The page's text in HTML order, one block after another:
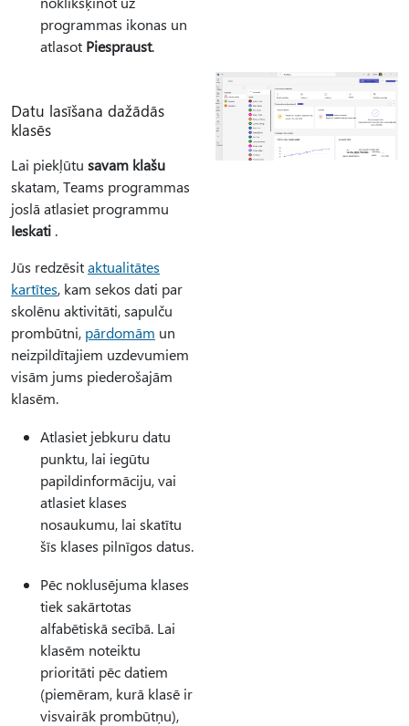
programmas ikonas un
atlasot Piespraust.
Datu lasīšana dažādās
klasēs
Lai piekļūtu savam klašu
skatam, Teams programmas
joslā atlasiet programmu
Ieskati .
Jūs redzēsitaktualitātes
kartītes, kam sekos dati par
skolēnu aktivitāti, sapulču
prombūtni, pārdomām un
neizpildītajiem uzdevumiem
visām jums piederošajām
klasēm.
Atlasiet jebkuru datu
punktu, lai iegūtu
papildinformāciju, vai
atlasiet klases
nosaukumu, lai skatītu
šīs klases pilnīgos datus.
Pēc noklusējuma klases
tiek sakārtotas
alfabētiskā secībā. Lai
klasēm noteiktu
prioritāti pēc datiem
(piemēram, kurā klasē ir
visvairāk prombūtņu),